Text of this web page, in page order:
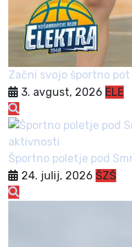
Začni svojo športno pot
3. avgust, 2026 ELE
Športno poletje pod
24. julij, 2026 ŠZŠ